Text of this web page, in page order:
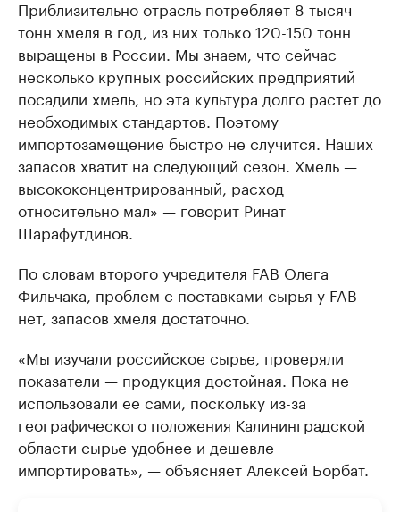
Приблизительно отрасль потребляет 8 тысяч
тонн хмеля в год, из них только 120-150 тонн
выращены в России. Мы знаем, что сейчас
несколько крупных российских предприятий
посадили хмель, но эта культура долго растет до
необходимых стандартов. Поэтому
импортозамещение быстро не случится. Наших
запасов хватит на следующий сезон. Хмель —
высококонцентрированный, расход
относительно мал» — говорит Ринат
Шарафутдинов.
По словам второго учредителя FAB Олега
Фильчака, проблем с поставками сырья у FAB
нет, запасов хмеля достаточно.
«Мы изучали российское сырье, проверяли
показатели — продукция достойная. Пока не
использовали ее сами, поскольку из-за
географического положения Калининградской
области сырье удобнее и дешевле
импортировать», — объясняет Алексей Борбат.